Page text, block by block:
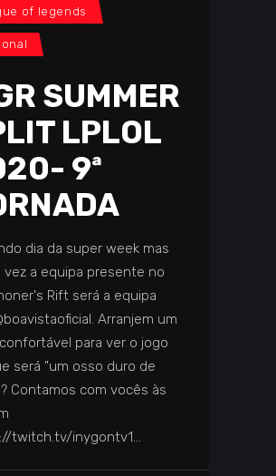
of legends
SUMMER
LPLOL
9ª
dia da super week mas
vez a equipa presente no
Rift será a equipa
Arranjem um
para ver o jogo
será "um osso duro de
Contamos com vocês às
twitch.tv/inygontv1